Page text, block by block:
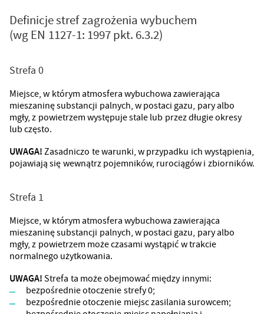
Definicje stref zagrożenia wybuchem
(wg EN 1127-1: 1997 pkt. 6.3.2)
Strefa 0
Miejsce, w którym atmosfera wybuchowa zawierająca
mieszaninę substancji palnych, w postaci gazu, pary albo
mgły, z powietrzem występuje stale lub przez długie okresy
lub często.
UWAGA! Zasadniczo te warunki, w przypadku ich wystąpienia,
pojawiają się wewnątrz pojemników, rurociągów i zbiorników.
Strefa 1
Miejsce, w którym atmosfera wybuchowa zawierająca
mieszaninę substancji palnych, w postaci gazu, pary albo
mgły, z powietrzem może czasami wystąpić w trakcie
normalnego użytkowania.
UWAGA! Strefa ta może obejmować między innymi:
bezpośrednie otoczenie strefy 0;
bezpośrednie otoczenie miejsc zasilania surowcem;